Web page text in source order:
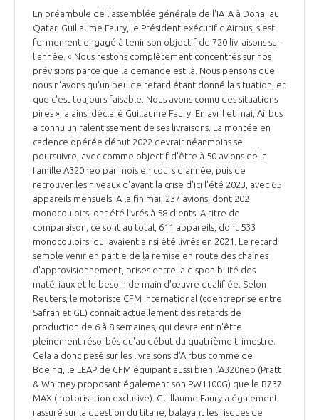
NOS MISSIONS
NOTRE HISTOIRE
LE CONSEIL DU GIFAS
L’ÉQUIPE DU GIFAS
NOS RÉSEAUX À L'INTERNATIONAL
FONCTIONNEMENT
GEADS
COMITÉ AERO PME
STARTAIR
COMMISSIONS ET COMITÉS
ACCOMPAGNEMENT DE NOS ADHÉRENTS
LES PROGRAMMES DU GIFAS
UN ÉCOSYSTÈME INTÉGRÉ ET COHÉRENT
POURQUOI DEVENIR MEMBRE ?
LA MÉDIATION
LA MÉDIATION DANS LA FILIÈRE AÉRONAUTIQUE ET SPATIALE
LE MÉDIATEUR DE LA FILIÈRE AÉRONAUTIQUE ET SPATIALE
MÉDIATION ET CHARTE D’ENGAGEMENT SUR LES RELATIONS ENTRE
CLIENTS ET FOURNISSEURS
LA MÉDIATION AU-DELÀ DE LA FILIÈRE AÉRONAUTIQUE ET SPATIALE
PRENDRE CONTACT AVEC LE MÉDIATEUR DE LA FILIÈRE
LE SALON DU BOURGET
L'OBSERVATOIRE
CHIFFRES CLÉS
LES ENJEUX
COMPÉTITIVITÉ
EMPLOI & FORMATION
LES PUBLICATIONS
DOCUMENTS & BROCHURES
En préambule de l'assemblée générale de l'IATA à Doha, au
Qatar, Guillaume Faury, le Président exécutif d’Airbus, s'est
fermement engagé à tenir son objectif de 720 livraisons sur
l'année. « Nous restons complètement concentrés sur nos
prévisions parce que la demande est là. Nous pensons que
nous n'avons qu'un peu de retard étant donné la situation, et
que c'est toujours faisable. Nous avons connu des situations
pires », a ainsi déclaré Guillaume Faury. En avril et mai, Airbus
a connu un ralentissement de ses livraisons. La montée en
cadence opérée début 2022 devrait néanmoins se
poursuivre, avec comme objectif d'être à 50 avions de la
famille A320neo par mois en cours d'année, puis de
retrouver les niveaux d'avant la crise d'ici l'été 2023, avec 65
appareils mensuels. A la fin mai, 237 avions, dont 202
monocouloirs, ont été livrés à 58 clients. A titre de
comparaison, ce sont au total, 611 appareils, dont 533
monocouloirs, qui avaient ainsi été livrés en 2021. Le retard
semble venir en partie de la remise en route des chaînes
d'approvisionnement, prises entre la disponibilité des
matériaux et le besoin de main d'œuvre qualifiée. Selon
Reuters, le motoriste CFM International (coentreprise entre
Safran et GE) connaît actuellement des retards de
production de 6 à 8 semaines, qui devraient n'être
pleinement résorbés qu'au début du quatrième trimestre.
Cela a donc pesé sur les livraisons d'Airbus comme de
Boeing, le LEAP de CFM équipant aussi bien l'A320neo (Pratt
& Whitney proposant également son PW1100G) que le B737
MAX (motorisation exclusive). Guillaume Faury a également
rassuré sur la question du titane, balayant les risques de
Découvrez les avantages d'adhérer au GIFAS.
Rencontres, salons, données sectorielles,
programmes ...
DEMANDE D’ADHÉSION